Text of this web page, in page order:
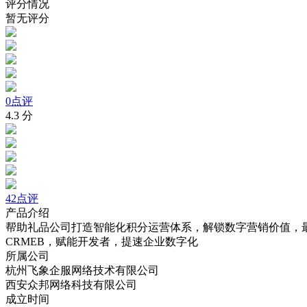
评分情况
暂无评分
0点评
4.3 分
42点评
产品介绍
帮助礼品公司打造智能化积分运营体系，解锁数字营销价值，
CRMEB，赋能开发者，提速企业数字化
所属公司
杭州飞象企服网络技术有限公司
西安众邦网络科技有限公司
成立时间